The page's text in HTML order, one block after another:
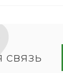
связь